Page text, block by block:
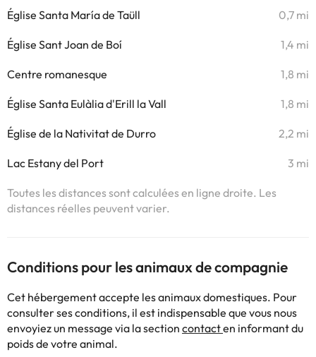
Église Santa María de Taüll 0,7 mi
Église Sant Joan de Boí 1,4 mi
Centre romanesque 1,8 mi
Église Santa Eulàlia d'Erill la Vall 1,8 mi
Église de la Nativitat de Durro 2,2 mi
Lac Estany del Port 3 mi
Toutes les distances sont calculées en ligne droite. Les
distances réelles peuvent varier.
Conditions pour les animaux de compagnie
Cet hébergement accepte les animaux domestiques. Pour
consulter ses conditions, il est indispensable que vous nous
envoyiez un message via la section contacten informant du
poids de votre animal.